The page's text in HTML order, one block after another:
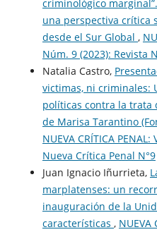
criminológico
una perspectiva crítica
desde el Sur Global ,
Núm. 9 (2023): Revista
Natalia Castro,
victimas, ni criminales:
políticas contra la trata
de Marisa Tarantino
NUEVA CRÍTICA
Nueva Crí­tica Penal N°9
Juan Ignacio Iñurrieta,
marplatenses: un
inauguración de la
características , NUEVA